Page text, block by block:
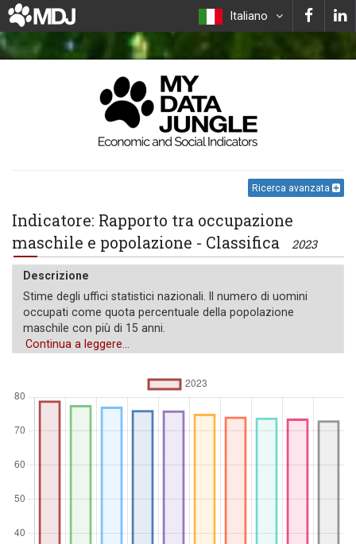
Italiano
Ricerca avanzata
Indicatore: Rapporto tra occupazione
maschile e popolazione - Classifica
2023
Descrizione
Stime degli uffici statistici nazionali. Il numero di uomini
occupati come quota percentuale della popolazione
maschile con più di 15 anni.
Unità di misura
Operatore
aggregato
Media
Continua a leggere...